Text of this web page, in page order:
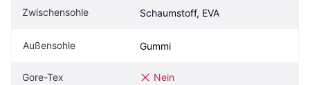
Zwischensohle Schaumstoff, EVA
Außensohle Gummi
Gore-Tex Nein